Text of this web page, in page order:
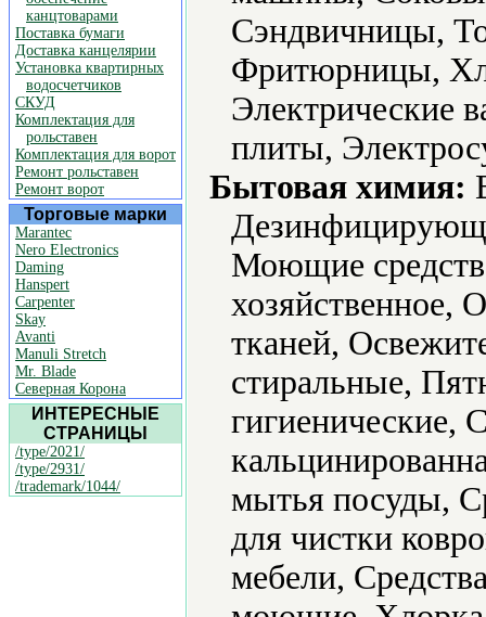
канцтоварами
Поставка бумаги
Доставка канцелярии
Установка квартирных
водосчетчиков
СКУД
Комплектация для
рольставен
Комплектация для ворот
Ремонт рольставен
Ремонт ворот
Торговые марки
Marantec
Nero Electronics
Daming
Hanspert
Carpenter
Skay
Avanti
Manuli Stretch
Mr. Blade
Северная Корона
ИНТЕРЕСНЫЕ
СТРАНИЦЫ
/type/2021/
/type/2931/
/trademark/1044/
Сэндвичницы,
Фритюрницы,
Электрические
плиты,
Бытовая химия:
Моющие
хозяйственное,
тканей,
стиральные,
гигиенические,
мытья посуды,
для чистки
мебели,